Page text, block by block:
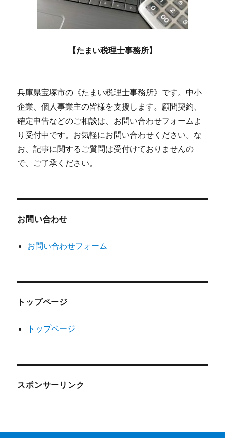
【たまい税理士事務所】
兵庫県宝塚市の《たまい税理士事務所》です。中小
企業、個人事業主の皆様を支援します。顧問契約、
確定申告などのご相談は、お問い合わせフォームよ
り受付中です。お気軽にお問い合わせください。な
お、記事に関するご質問は受付けておりませんの
で、ご了承ください。
お問い合わせ
お問い合わせフォーム
トップページ
トップページ
スポンサーリンク